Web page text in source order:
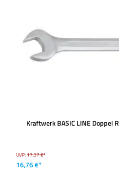
Kraftwerk BASIC LINE Doppel
UVP:17,37 €*
16,76 €*